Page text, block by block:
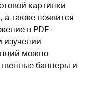
картинки
а также появится
в PDF-
изучении
можно
баннеры и